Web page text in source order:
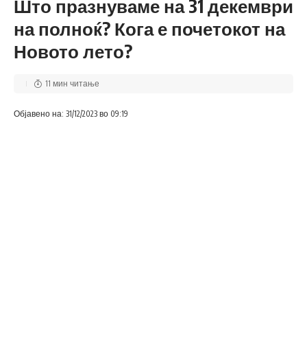
Што празнуваме на 31 декември
на полноќ? Кога е почетокот на
Новото лето?
Објавено на: 31/12/2023 во 09:19
11 мин читање